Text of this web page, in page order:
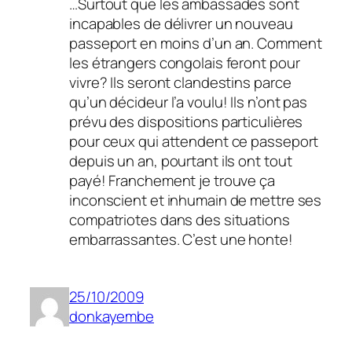
incapables de délivrer un nouveau
passeport en moins d’un an. Comment
les étrangers congolais feront pour
vivre? Ils seront clandestins parce
qu’un décideur l’a voulu! Ils n’ont pas
prévu des dispositions particulières
pour ceux qui attendent ce passeport
depuis un an, pourtant ils ont tout
payé! Franchement je trouve ça
inconscient et inhumain de mettre ses
compatriotes dans des situations
embarrassantes. C’est une honte!
25/10/2009
donkayembe